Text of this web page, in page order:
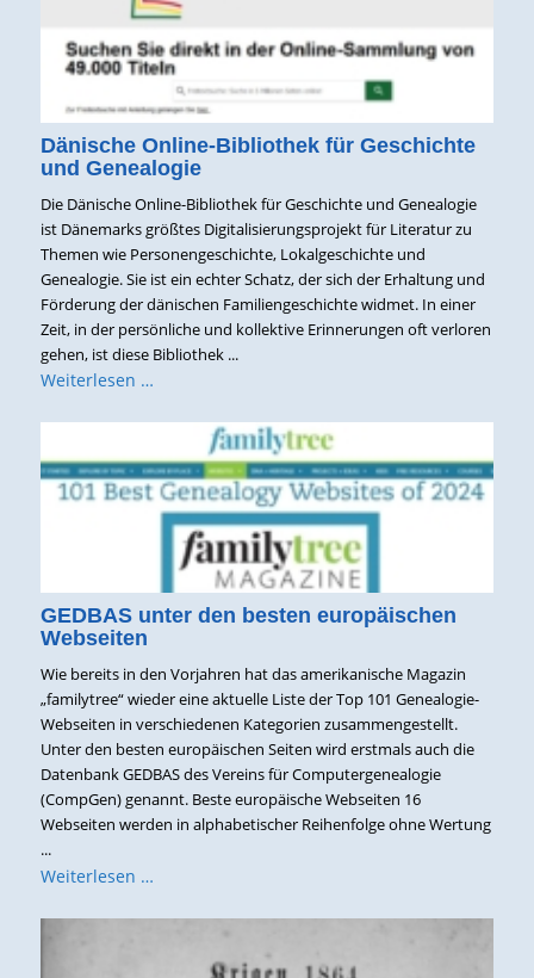
Dänische Online-Bibliothek für Geschichte
und Genealogie
Die Dänische Online-Bibliothek für Geschichte und Genealogie
ist Dänemarks größtes Digitalisierungsprojekt für Literatur zu
Themen wie Personengeschichte, Lokalgeschichte und
Genealogie. Sie ist ein echter Schatz, der sich der Erhaltung und
Förderung der dänischen Familiengeschichte widmet. In einer
Zeit, in der persönliche und kollektive Erinnerungen oft verloren
gehen, ist diese Bibliothek ...
Weiterlesen …
GEDBAS unter den besten europäischen
Webseiten
Wie bereits in den Vorjahren hat das amerikanische Magazin
„familytree“ wieder eine aktuelle Liste der Top 101 Genealogie-
Webseiten in verschiedenen Kategorien zusammengestellt.
Unter den besten europäischen Seiten wird erstmals auch die
Datenbank GEDBAS des Vereins für Computergenealogie
(CompGen) genannt. Beste europäische Webseiten 16
Webseiten werden in alphabetischer Reihenfolge ohne Wertung
...
Weiterlesen …